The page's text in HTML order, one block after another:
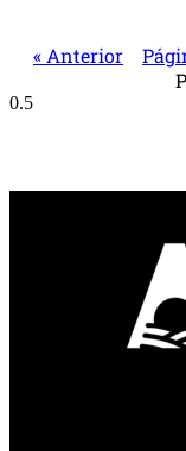
« Anterior